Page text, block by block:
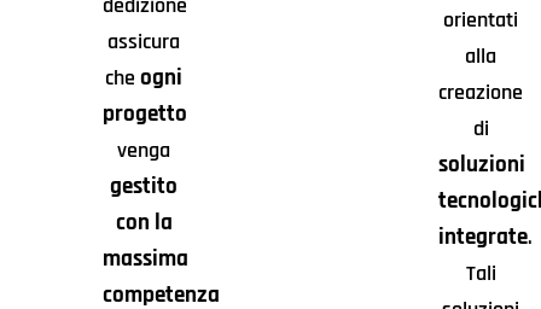
assicura
cheogni
progetto
venga
gestito
con la
massima
competenza
orientati
alla
creazione
di
soluzioni
integrate.
Tali